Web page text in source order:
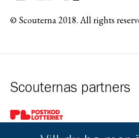
© Scouterna 2018. All rights
Scouternas partners
Gå till pl_50